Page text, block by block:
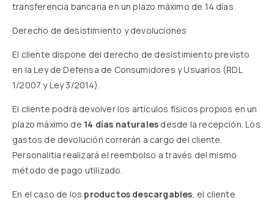
transferencia bancaria en un plazo máximo de 14 días.
Derecho de desistimiento y devoluciones
El cliente dispone del derecho de desistimiento previsto
en la Ley de Defensa de Consumidores y Usuarios (RDL
1/2007 y Ley 3/2014).
El cliente podrá devolver los artículos físicos propios en un
plazo máximo de 14 días naturales desde la recepción. Los
gastos de devolución correrán a cargo del cliente.
Personalitia realizará el reembolso a través del mismo
método de pago utilizado.
En el caso de los productos descargables, el cliente